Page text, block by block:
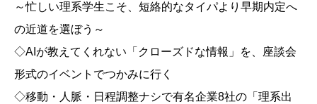
～忙しい理系学生こそ、短絡的なタイパより早期内定へ
の近道を選ぼう～
◇AIが教えてくれない「クローズドな情報」を、座談会
形式のイベントでつかみに行く
◇移動・人脈・日程調整ナシで有名企業8社の「理系出